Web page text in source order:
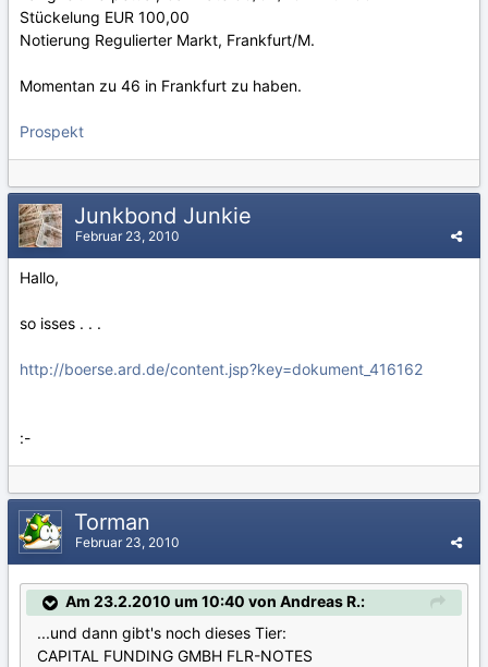
Stückelung EUR 100,00
Notierung Regulierter Markt, Frankfurt/M.
Momentan zu 46 in Frankfurt zu haben.
Prospekt
Junkbond Junkie
Februar 23, 2010
Hallo,
so isses . . .
http://boerse.ard.de/content.jsp?key=dokument_416162
:-
Torman
Februar 23, 2010
Am 23.2.2010 um 10:40 von Andreas R.:
...und dann gibt's noch dieses Tier:
CAPITAL FUNDING GMBH FLR-NOTES